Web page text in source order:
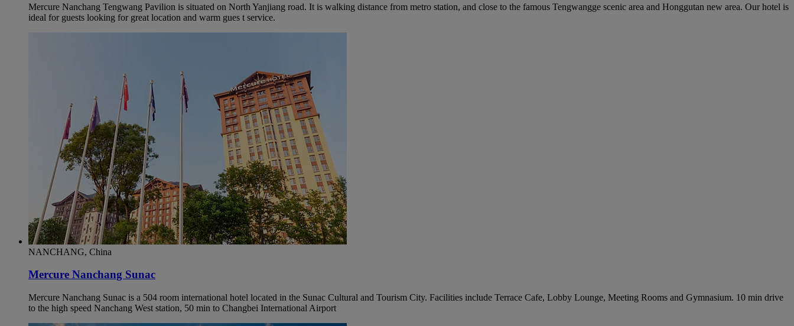
Mercure Nanchang Tengwang Pavilion is situated on North Yanjiang road. It is walking distance from metro station, and close to the famous Tengwangge scenic area and Honggutan new area. Our hotel is
ideal for guests looking for great location and warm gues t service.
NANCHANG, China
Mercure Nanchang Sunac
Mercure Nanchang Sunac is a 504 room international hotel located in the Sunac Cultural and Tourism City. Facilities include Terrace Cafe, Lobby Lounge, Meeting Rooms and Gymnasium. 10 min drive
to the high speed Nanchang West station, 50 min to Changbei International Airport